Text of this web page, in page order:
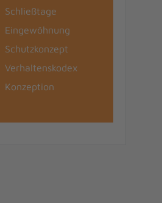
Schließtage
Eingewöhnung
Schutzkonzept
Verhaltenskodex
Konzeption